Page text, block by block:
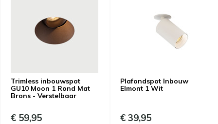
Trimless inbouwspot
GU10 Moon 1 Rond Mat
Brons - Verstelbaar
€ 59,95
Plafondspot Inbouw
Elmont 1 Wit
€ 39,95